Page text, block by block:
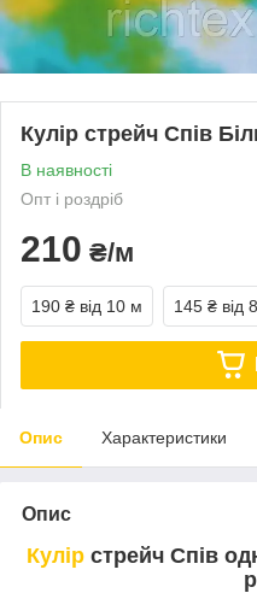
Кулір стрейч Спів
В наявності
Опт і роздріб
210 ₴/м
190 ₴ від 10 м 145 ₴ від
Опис Характеристики
Опис
Кулірстрейч Спів